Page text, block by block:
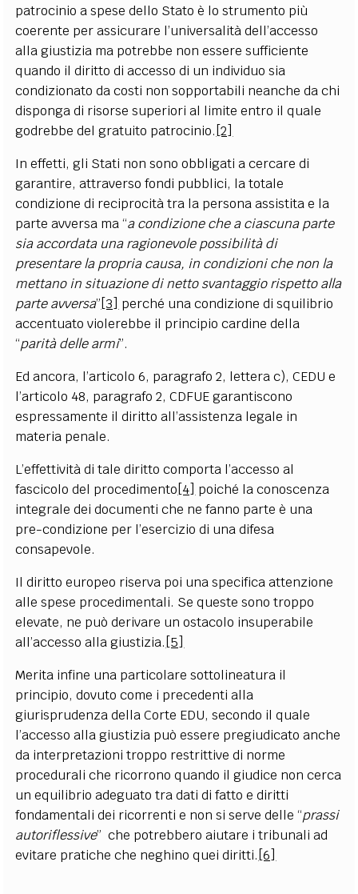
patrocinio a spese dello Stato è lo strumento più
coerente per assicurare l’universalità dell’accesso
alla giustizia ma potrebbe non essere sufficiente
quando il diritto di accesso di un individuo sia
condizionato da costi non sopportabili neanche da chi
disponga di risorse superiori al limite entro il quale
godrebbe del gratuito patrocinio. [2]
In effetti, gli Stati non sono obbligati a cercare di
garantire, attraverso fondi pubblici, la totale
condizione di reciprocità tra la persona assistita e la
parte avversa ma “a condizione che a ciascuna parte
sia accordata una ragionevole possibilità di
presentare la propria causa, in condizioni che non la
mettano in situazione di netto svantaggio rispetto alla
parte avversa”[3] perché una condizione di squilibrio
accentuato violerebbe il principio cardine della
“parità delle armi”.
Ed ancora, l’articolo 6, paragrafo 2, lettera c), CEDU e
l’articolo 48, paragrafo 2, CDFUE garantiscono
espressamente il diritto all’assistenza legale in
materia penale.
L’effettività di tale diritto comporta l’accesso al
fascicolo del procedimento[4] poiché la conoscenza
integrale dei documenti che ne fanno parte è una
pre-condizione per l’esercizio di una difesa
consapevole.
Il diritto europeo riserva poi una specifica attenzione
alle spese procedimentali. Se queste sono troppo
elevate, ne può derivare un ostacolo insuperabile
all’accesso alla giustizia. [5]
Merita infine una particolare sottolineatura il
principio, dovuto come i precedenti alla
giurisprudenza della Corte EDU, secondo il quale
l’accesso alla giustizia può essere pregiudicato anche
da interpretazioni troppo restrittive di norme
procedurali che ricorrono quando il giudice non cerca
un equilibrio adeguato tra dati di fatto e diritti
fondamentali dei ricorrenti e non si serve delle “prassi
autoriflessive” che potrebbero aiutare i tribunali ad
evitare pratiche che neghino quei diritti. [6]